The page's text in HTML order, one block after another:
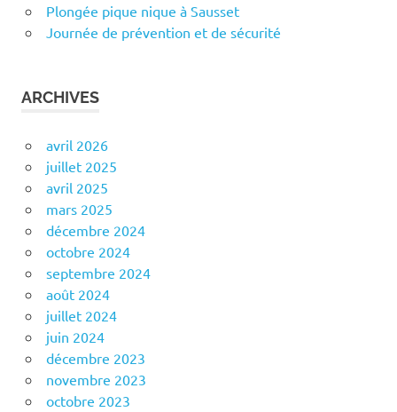
Plongée pique nique à Sausset
Journée de prévention et de sécurité
ARCHIVES
avril 2026
juillet 2025
avril 2025
mars 2025
décembre 2024
octobre 2024
septembre 2024
août 2024
juillet 2024
juin 2024
décembre 2023
novembre 2023
octobre 2023